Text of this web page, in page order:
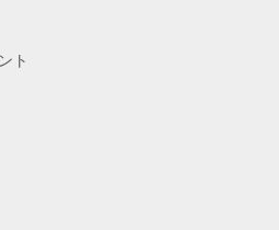
ト